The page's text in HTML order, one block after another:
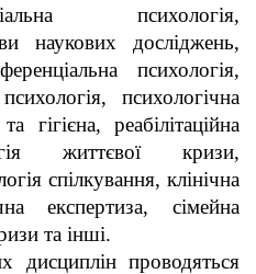
психологія,
наукових досліджень,
психологія,
психологічна
гігієна, реабілітаційна
життєвої кризи,
спілкування, клінічна
експертиза, сімейна
та інші.
дисциплін проводяться